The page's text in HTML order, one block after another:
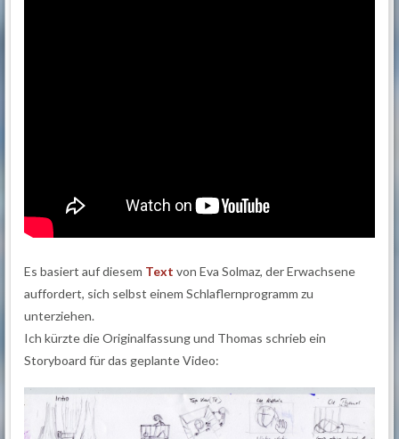
Es basiert auf diesem Text von Eva Solmaz, der Erwachsene
auffordert, sich selbst einem Schlaflernprogramm zu
unterziehen.
Ich kürzte die Originalfassung und Thomas schrieb ein
Storyboard für das geplante Video: